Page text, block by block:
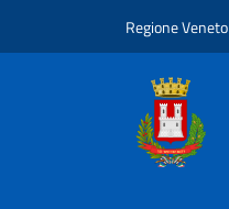
Regione Veneto